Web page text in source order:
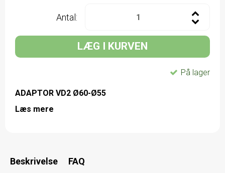
Antal:
LÆG I KURVEN
På lager
ADAPTOR VD2 Ø60-Ø55
Læs mere
Beskrivelse FAQ